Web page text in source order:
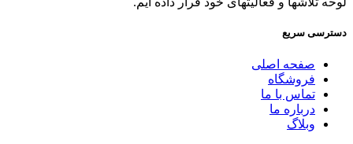
دسترسی سریع
صفحه اصلی
فروشگاه
تماس با ما
درباره ما
وبلاگ